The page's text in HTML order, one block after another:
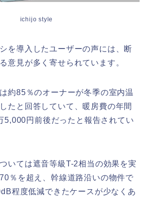
ichijo style
を導入したユーザーの声には、断
意見が多く寄せられています。
約85％のオーナーが冬季の室内温
たと回答していて、暖房費の年間
5,000円前後だったと報告されてい
いては遮音等級T-2相当の効果を実
％を超え、幹線道路沿いの物件で
程度低減できたケースが少なくあ